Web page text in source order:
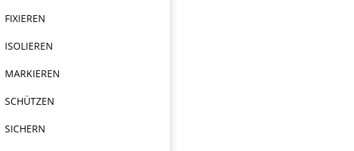
FIXIEREN
ISOLIEREN
MARKIEREN
SCHÜTZEN
SICHERN